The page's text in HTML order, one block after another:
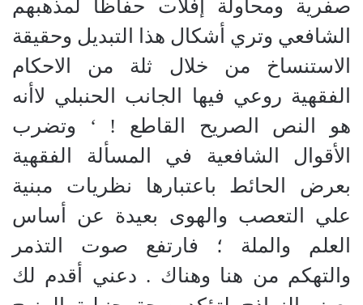
صفرية ومحاولة إفلات حفاظا لمذهبهم
الشافعي وتري أشكال هذا التبديل وحقيقة
الاستنساخ من خلال ثلة من الاحكام
الفقهية روعي فيها الجانب الحنبلي لاأنه
هو النص الصريح القاطع ! ‘ وتضرب
الأقوال الشافعية في المسألة الفقهية
بعرض الحائط باعتبارها نظريات مبنية
علي التعصب والهوى بعيدة عن أساس
العلم والملة ؛ فارتفع صوت التذمر
والتهكم من هنا وهناك . دعني أقدم لك